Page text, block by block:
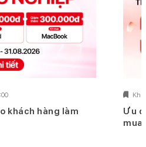
khách hàng làm
Ưu
mua